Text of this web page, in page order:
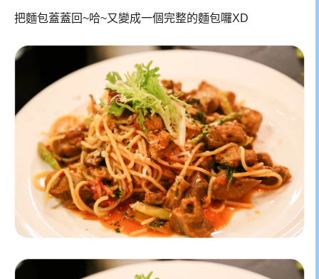
把麵包蓋蓋回~哈~又變成一個完整的麵包囉XD